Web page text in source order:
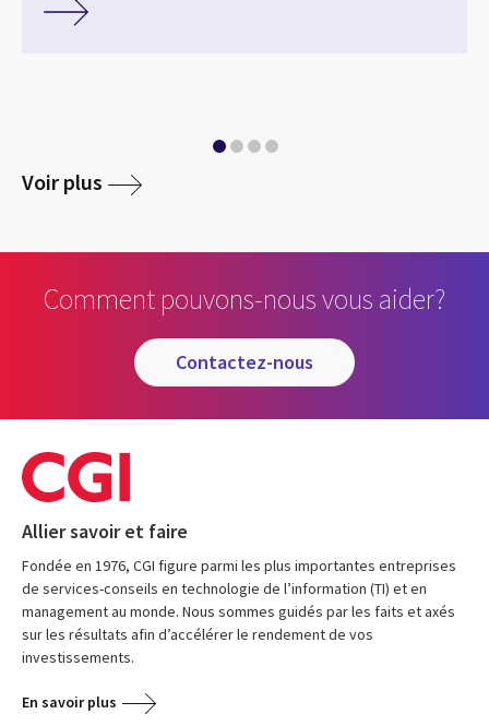
Voir plus media
Comment pouvons-nous vous aider?
contactez-nous
Allier savoir et faire
Fondée en 1976, CGI figure parmi les plus importantes entreprises
de services-conseils en technologie de l’information (TI) et en
management au monde. Nous sommes guidés par les faits et axés
sur les résultats afin d’accélérer le rendement de vos
investissements.
En savoir plus